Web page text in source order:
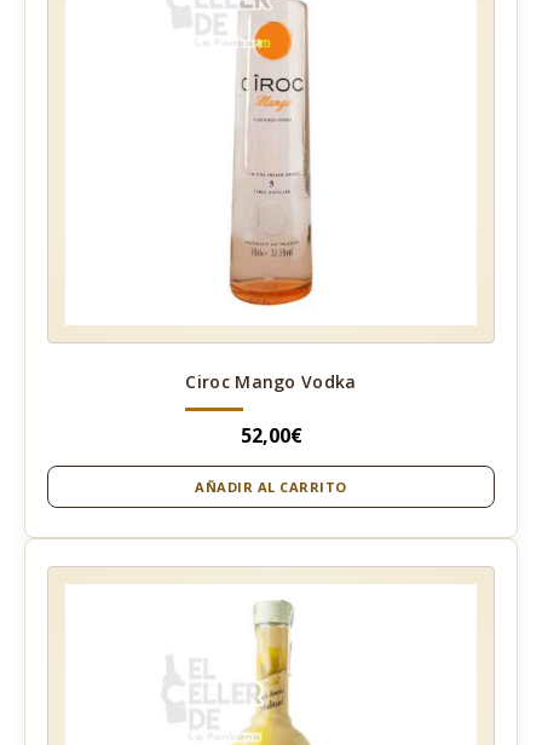
Ciroc Mango Vodka
52,00€
AÑADIR AL CARRITO